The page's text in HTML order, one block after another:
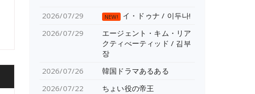
2026/07/29 NEW! イ・ドゥナ / 이두나!
2026/07/29
エージェント・キム・リア
クティべーティッド / 김부
장
2026/07/26
韓国ドラマあるある
2026/07/22
ちょい役の帝王